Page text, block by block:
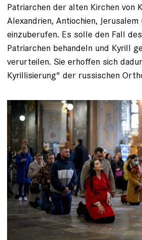
Patriarchen der alten Kirchen von
Alexandrien, Antiochien,
einzuberufen. Es solle den Fall
Patriarchen behandeln und Kyrill
verurteilen. Sie erhoffen sich
Kyrillisierung" der russischen